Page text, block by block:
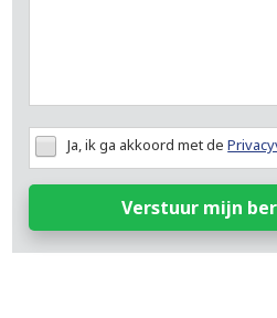
Ja, ik ga akkoord met de
Verstuur mijn